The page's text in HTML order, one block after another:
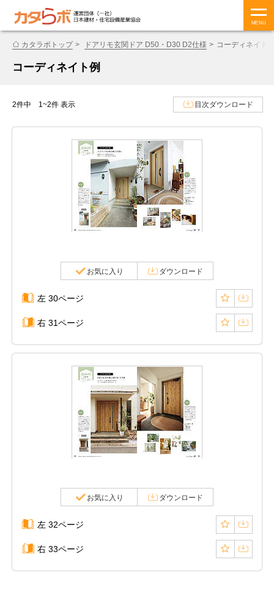
MENU
カタラボトップ ドアリモ玄関ドア D50・D30 D2仕様 コーディネイト
コーディネイト例
2件中 1~2件 表示 目次ダウンロード
お気に入り ダウンロード
左 30ページ
右 31ページ
お気に入り ダウンロード
左 32ページ
右 33ページ